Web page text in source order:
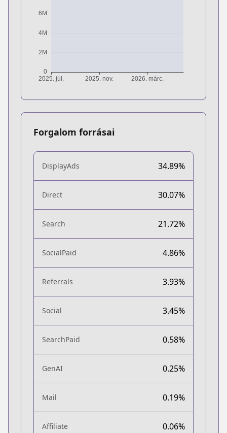
Forgalom forrásai
DisplayAds 34.89%
Direct 30.07%
Search 21.72%
SocialPaid 4.86%
Referrals 3.93%
Social 3.45%
SearchPaid 0.58%
GenAI 0.25%
Mail 0.19%
Affiliate 0.06%